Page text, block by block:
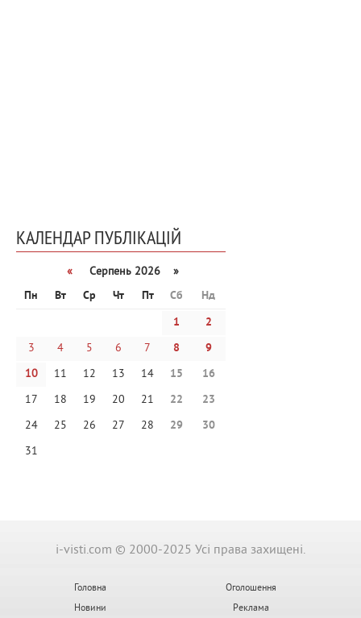
КАЛЕНДАР ПУБЛІКАЦІЙ
«
Серпень 2026 »
Пн
Вт Ср Чт Пт Сб
Нд
1
2
3
4 5 6 7 8
9
10
11 12 13 14 15
16
17
18 19 20 21 22
23
24
25 26 27 28 29
30
31
i-visti.com © 2000-2025 Усі права захищені.
Головна
Новини
Оголошення
Реклама